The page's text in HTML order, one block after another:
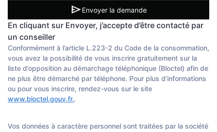
sendEnvoyer la demande
En cliquant sur Envoyer, j’accepte d’être contacté par
un conseiller
Conformément à l’article L.223-2 du Code de la consommation,
vous avez la possibilité de vous inscrire gratuitement sur la
liste d’opposition au démarchage téléphonique (Bloctel) afin de
ne plus être démarché par téléphone. Pour plus d’informations
ou pour vous inscrire, rendez-vous sur le site
www.bloctel.gouv.fr..
Vos données à caractère personnel sont traitées par la société